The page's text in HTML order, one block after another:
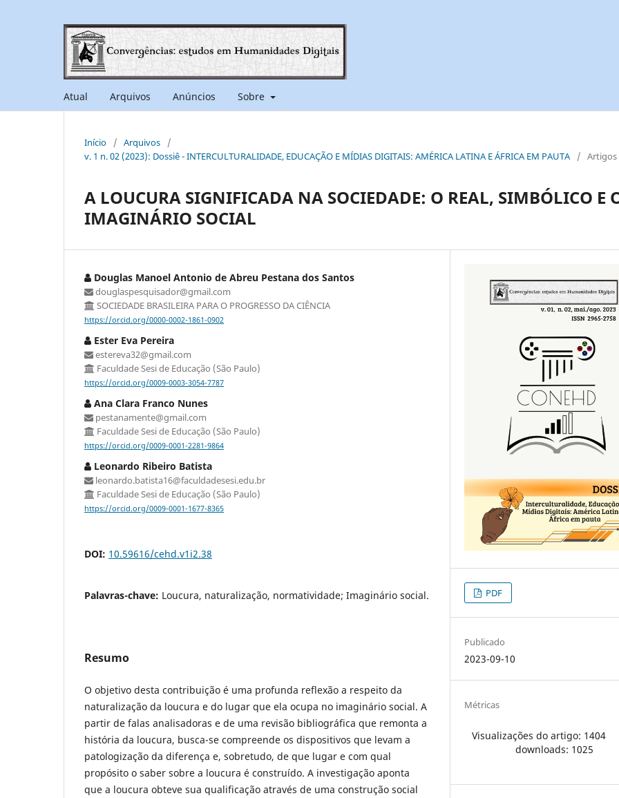
Atual Arquivos Anúncios Sobre
Início / Arquivos
/
v. 1 n. 02 (2023): Dossiê - INTERCULTURALIDADE, EDUCAÇÃO E MÍDIAS DIGITAIS: AMÉRICA LATINA E ÁFRICA EM PAUTA
/ Artigos
A LOUCURA SIGNIFICADA NA SOCIEDADE: O REAL, SIMBÓLICO E
IMAGINÁRIO SOCIAL
Douglas Manoel Antonio de Abreu Pestana dos Santos
douglaspesquisador@gmail.com
SOCIEDADE BRASILEIRA PARA O PROGRESSO DA CIÊNCIA
https://orcid.org/0000-0002-1861-0902
Ester Eva Pereira
estereva32@gmail.com
Faculdade Sesi de Educação (São Paulo)
https://orcid.org/0009-0003-3054-7787
Ana Clara Franco Nunes
pestanamente@gmail.com
Faculdade Sesi de Educação (São Paulo)
https://orcid.org/0009-0001-2281-9864
Leonardo Ribeiro Batista
leonardo.batista16@faculdadesesi.edu.br
Faculdade Sesi de Educação (São Paulo)
https://orcid.org/0009-0001-1677-8365
DOI: 10.59616/cehd.v1i2.38
Palavras-chave: Loucura, naturalização, normatividade; Imaginário social.
Resumo
O objetivo desta contribuição é uma profunda reflexão a respeito da
naturalização da loucura e do lugar que ela ocupa no imaginário social. A
partir de falas analisadoras e de uma revisão bibliográfica que remonta a
história da loucura, busca-se compreende os dispositivos que levam a
patologização da diferença e, sobretudo, de que lugar e com qual
propósito o saber sobre a loucura é construído. A investigação aponta
que a loucura obteve sua qualificação através de uma construção social
PDF
Publicado
2023-09-10
Métricas
Visualizações do artigo: 1404
downloads: 1025